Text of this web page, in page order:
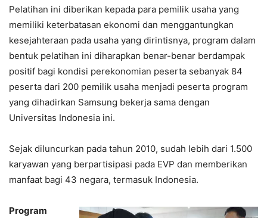
Pelatihan ini diberikan kepada para pemilik usaha yang
memiliki keterbatasan ekonomi dan menggantungkan
kesejahteraan pada usaha yang dirintisnya, program dalam
bentuk pelatihan ini diharapkan benar-benar berdampak
positif bagi kondisi perekonomian peserta sebanyak 84
peserta dari 200 pemilik usaha menjadi peserta program
yang dihadirkan Samsung bekerja sama dengan
Universitas Indonesia ini.
Sejak diluncurkan pada tahun 2010, sudah lebih dari 1.500
karyawan yang berpartisipasi pada EVP dan memberikan
manfaat bagi 43 negara, termasuk Indonesia.
Program